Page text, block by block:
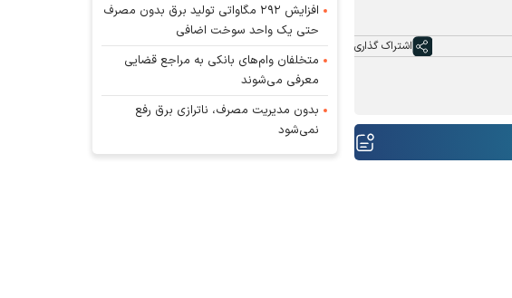
اشتراک گذاری
افزایش ۲۹۲ مگاواتی تولید برق بدون مصرف
حتی یک واحد سوخت اضافی
متخلفان وام‌های بانکی به مراجع قضایی
معرفی می‌شوند
بدون مدیریت مصرف، ناترازی برق رفع
نمی‌شود